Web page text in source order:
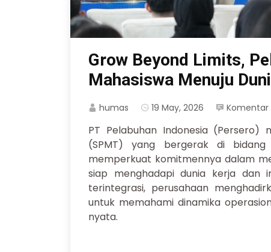
Grow Beyond Limits,
Mahasiswa Menuju
humas 19 May, 2026 Komentar
PT Pelabuhan Indonesia (Persero)
(SPMT) yang bergerak di
memperkuat komitmennya dalam
siap menghadapi dunia kerja dan
terintegrasi, perusahaan
untuk memahami dinamika
nyata.